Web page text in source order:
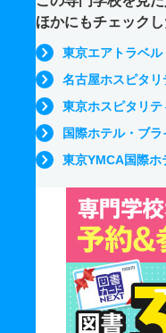
ほかにもチェック
東京エアトラベ
名古屋ホスピタ
東京ホスピタリ
国際ホテル・ブ
東京YMCA国際ホ